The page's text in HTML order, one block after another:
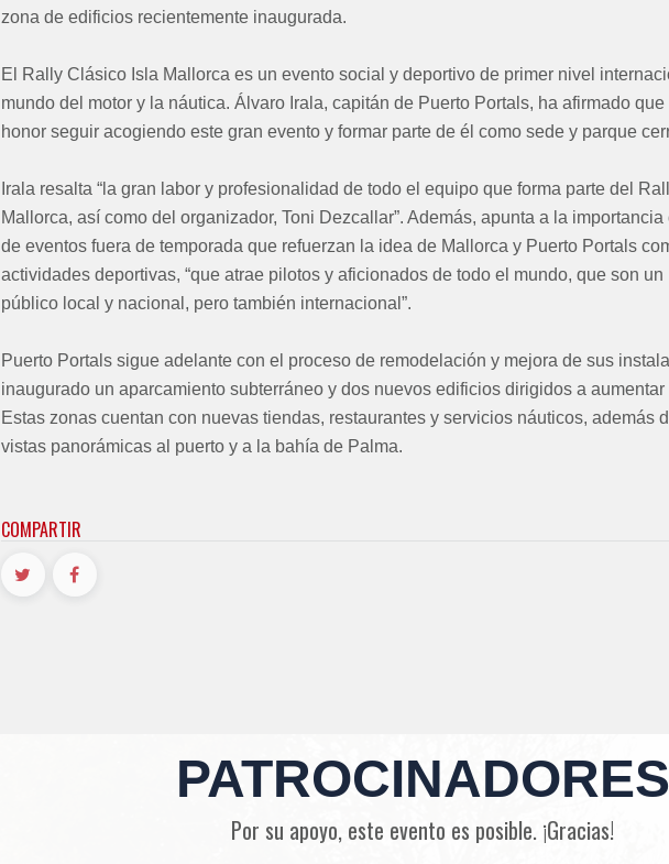
zona de edificios recientemente inaugurada.
El Rally Clásico Isla Mallorca es un evento social y deportivo de primer nivel
mundo del motor y la náutica. Álvaro Irala, capitán de Puerto Portals, ha afirmado que
honor seguir acogiendo este gran evento y formar parte de él como sede y parque
Irala resalta “la gran labor y profesionalidad de todo el equipo que forma parte del
Mallorca, así como del organizador, Toni Dezcallar”. Además, apunta a la
de eventos fuera de temporada que refuerzan la idea de Mallorca y Puerto Portals
actividades deportivas, “que atrae pilotos y aficionados de todo el mundo, que son
público local y nacional, pero también internacional”.
Puerto Portals sigue adelante con el proceso de remodelación y mejora de sus
inaugurado un aparcamiento subterráneo y dos nuevos edificios dirigidos a
Estas zonas cuentan con nuevas tiendas, restaurantes y servicios náuticos, además
vistas panorámicas al puerto y a la bahía de Palma.
COMPARTIR
PATROCINADORES
Por su apoyo, este evento es posible. ¡Gracias!